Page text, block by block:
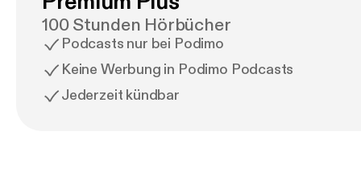
100 Stunden Hörbücher
Podcasts nur bei Podimo
Keine Werbung in Podimo Podcasts
Jederzeit kündbar